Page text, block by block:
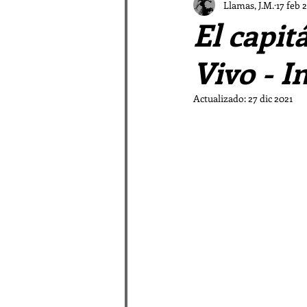
El Vampiro Malagueño
Patrística a las Afueras
El
Vivo -
Llamas, J.M.17 feb
Actualizado:27 dic 2021